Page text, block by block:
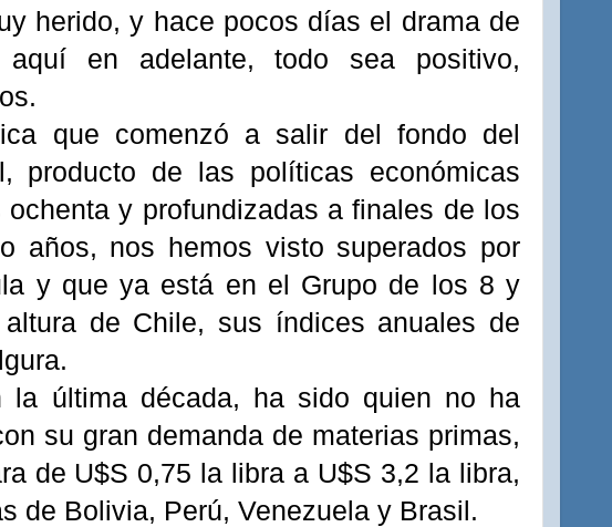
herido, y hace pocos días el drama de
en adelante, todo sea positivo,
que comenzó a salir del fondo del
producto de las políticas económicas
y profundizadas a finales de los
años, nos hemos visto superados por
y que ya está en el Grupo de los 8 y
de Chile, sus índices anuales de
la última década, ha sido quien no ha
su gran demanda de materias primas,
de U$S 0,75 la libra a U$S 3,2 la libra,
de Bolivia, Perú, Venezuela y Brasil.